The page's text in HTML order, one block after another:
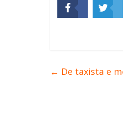
← De taxista e